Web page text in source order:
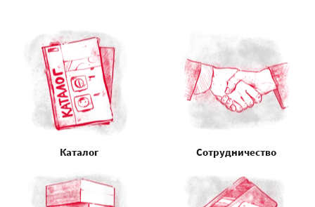
Каталог Сотрудничество